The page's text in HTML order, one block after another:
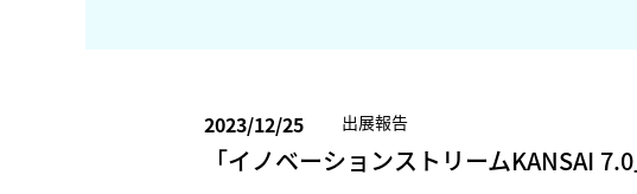
2023/12/25 出展報告
「イノベーションストリームKANSAI